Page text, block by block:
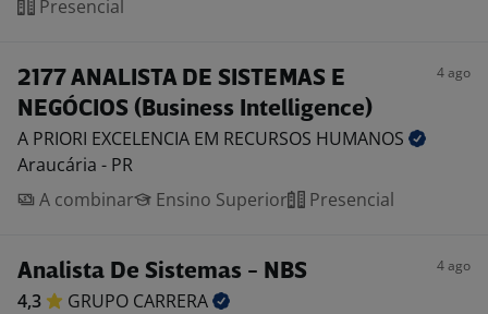
Presencial
2177 ANALISTA DE SISTEMAS E
NEGÓCIOS (Business Intelligence)
4 ago
A PRIORI EXCELENCIA EM RECURSOS HUMANOS
Araucária - PR
A combinar
Ensino Superior Presencial
Analista De Sistemas - NBS 4 ago
4,3 GRUPO CARRERA